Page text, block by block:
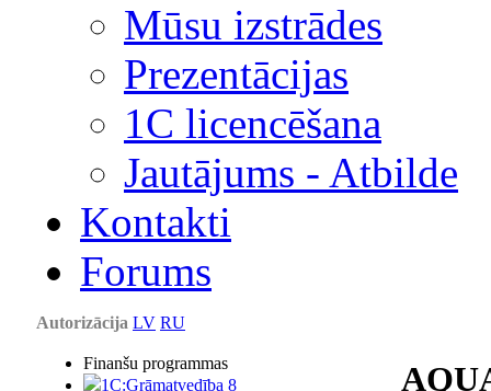
Mūsu izstrādes
Prezentācijas
1С licencēšana
Jautājums - Atbilde
Kontakti
Forums
Autorizācija LV RU
Finanšu programmas
1C:Grāmatvedība 8